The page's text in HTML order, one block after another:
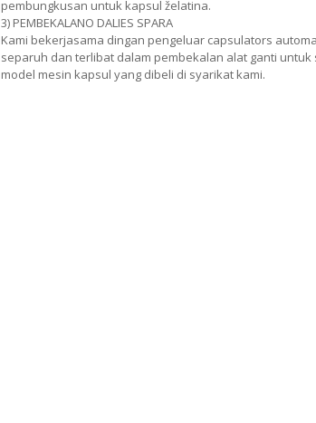
pembungkusan untuk kapsul želatina.
3) PEMBEKALANO DALIES SPARA
Kami bekerjasama dingan pengeluar capsulators
separuh dan terlibat dalam pembekalan alat ganti untuk
model mesin kapsul yang dibeli di syarikat kami.